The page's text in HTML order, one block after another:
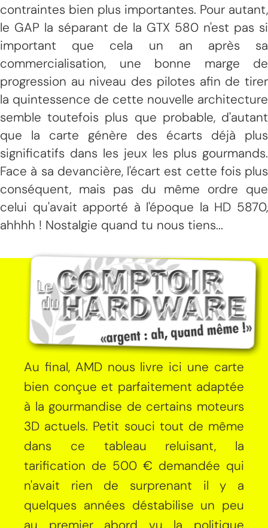
contraintes bien plus importantes. Pour autant,
le GAP la séparant de la GTX 580 n'est pas si
important que cela un an après sa
commercialisation, une bonne marge de
progression au niveau des pilotes afin de tirer
la quintessence de cette nouvelle architecture
semble toutefois plus que probable, d'autant
que la carte génère des écarts déjà plus
significatifs dans les jeux les plus gourmands.
Face à sa devancière, l'écart est cette fois plus
conséquent, mais pas du même ordre que
celui qu'avait apporté à l'époque la HD 5870,
ahhhh ! Nostalgie quand tu nous tiens...
Au final, AMD nous livre ici une carte
bien conçue et parfaitement adaptée
à la gourmandise de certains moteurs
3D actuels. Petit souci tout de même
dans ce tableau reluisant, la
tarification de 500 € demandée qui
n'avait rien de surprenant il y a
quelques années déstabilise un peu
au premier abord vu la politique